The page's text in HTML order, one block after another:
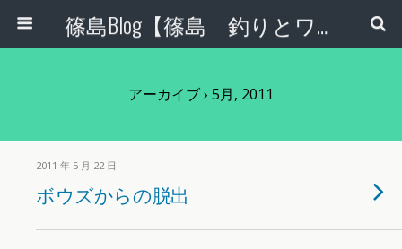
篠島Blog【篠島 釣りとワンコとエコな日々】
アーカイブ › 5月, 2011
2011 年 5 月 22 日
ボウズからの脱出